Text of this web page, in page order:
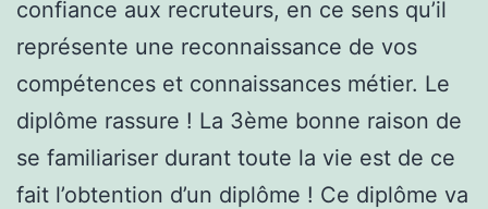
confiance aux recruteurs, en ce sens qu’il
représente une reconnaissance de vos
compétences et connaissances métier. Le
diplôme rassure ! La 3ème bonne raison de
se familiariser durant toute la vie est de ce
fait l’obtention d’un diplôme ! Ce diplôme va